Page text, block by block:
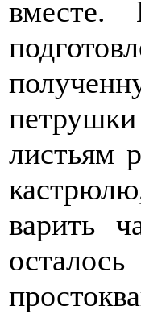
вместе.
листьям
варить